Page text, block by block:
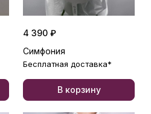
4 390 ₽
Симфония
Бесплатная доставка*
В корзину